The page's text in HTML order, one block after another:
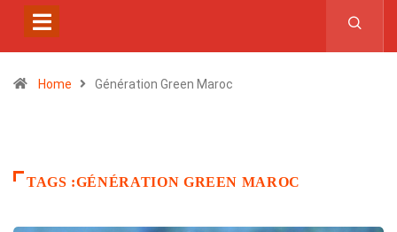
Home Génération Green Maroc
TAGS :GÉNÉRATION GREEN MAROC